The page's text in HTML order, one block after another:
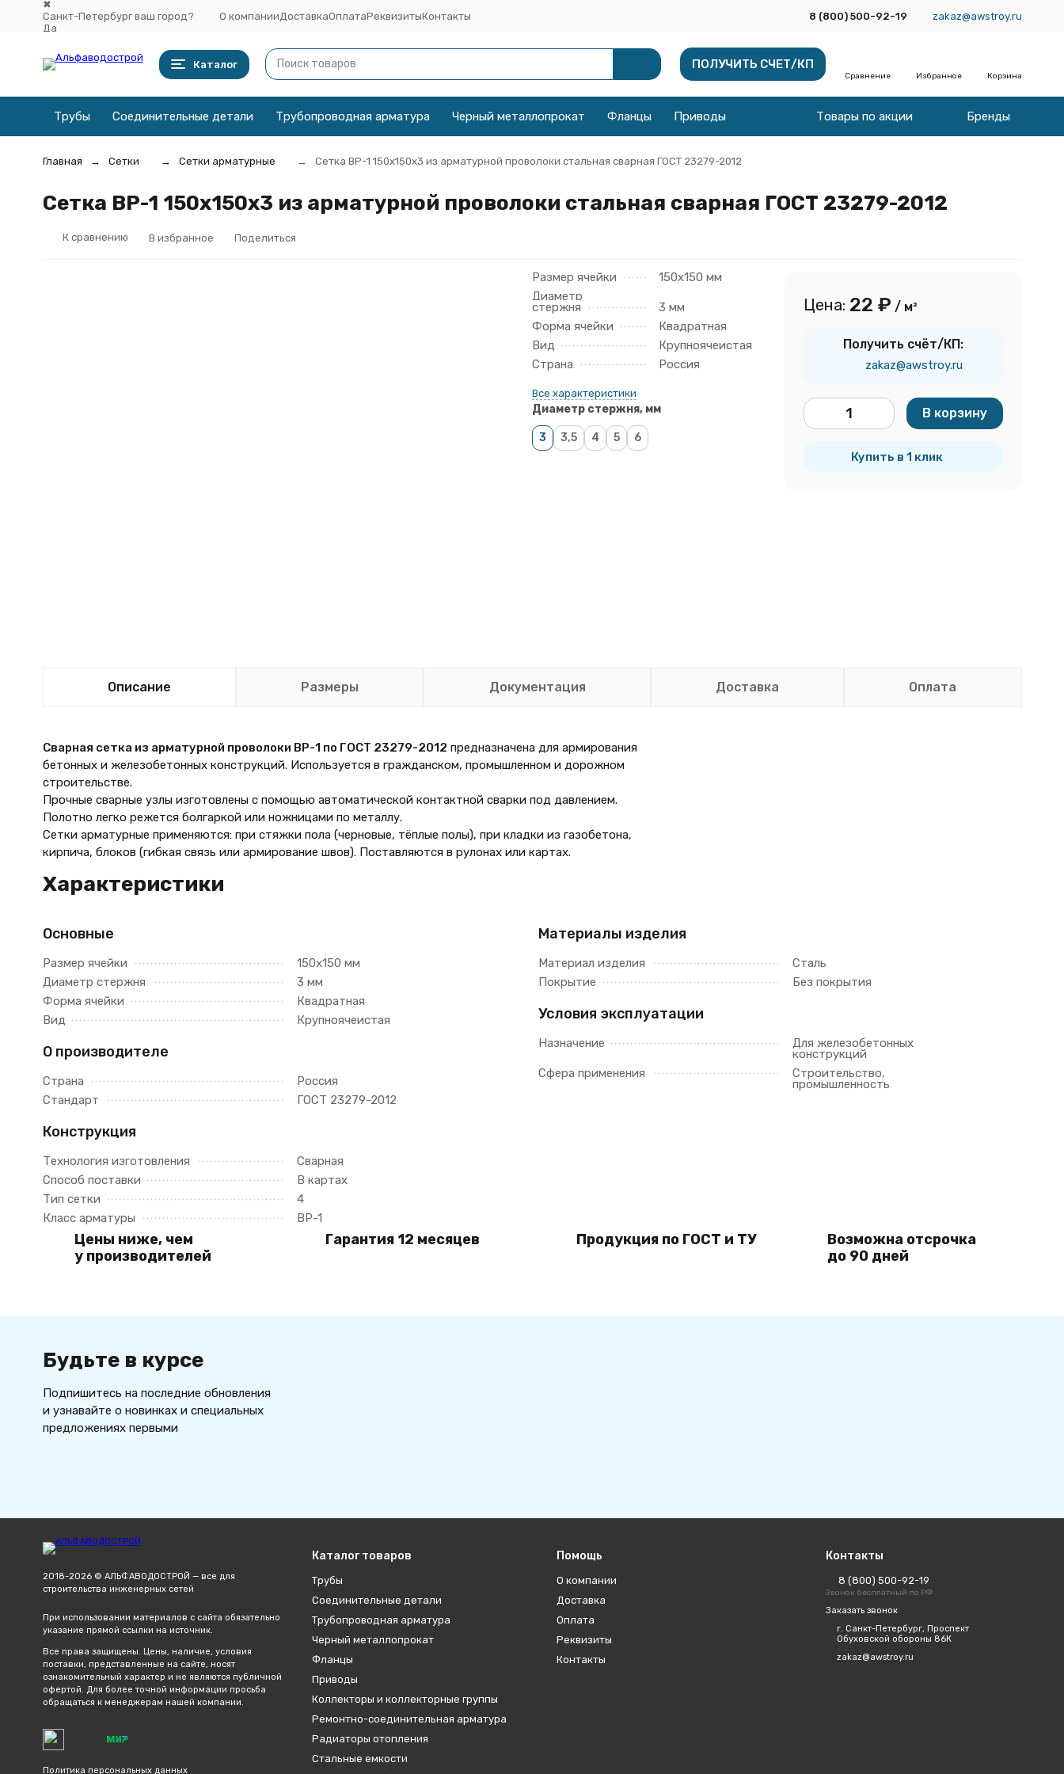
✖
Санкт-Петербург ваш город?
Да
О компании ДоставкаОплатаРеквизитыКонтакты 8 (800) 500-92-19 zakaz@awstroy.ru
Каталог ПОЛУЧИТЬ СЧЕТ/КП
Сравнение Избранное Корзина
Трубы Соединительные детали Трубопроводная арматура Черный металлопрокат Фланцы Приводы Товары по акции Бренды
Главная Сетки Сетки арматурные Сетка ВР-1 150x150x3 из арматурной проволоки стальная сварная ГОСТ 23279-2012
Сетка ВР-1 150x150x3 из арматурной проволоки стальная сварная ГОСТ 23279-2012
К сравнению В избранное Поделиться
Размер ячейки
150х150 мм
Диаметр
стержня
3 мм
Форма ячейки
Квадратная
Вид
Крупноячеистая
Страна
Россия
Все характеристики
Диаметр стержня, мм
3 3,5 4 5 6
Цена: 22 ₽ / м²
Получить счёт/КП:
zakaz@awstroy.ru
В корзину
Купить в 1 клик
Описание Размеры Документация Доставка Оплата
Сварная сетка из арматурной проволоки ВР-1 по ГОСТ 23279-2012 предназначена для армирования
бетонных и железобетонных конструкций. Используется в гражданском, промышленном и дорожном
строительстве.
Прочные сварные узлы изготовлены с помощью автоматической контактной сварки под давлением.
Полотно легко режется болгаркой или ножницами по металлу.
Сетки арматурные применяются: при стяжки пола (черновые, тёплые полы), при кладки из газобетона,
кирпича, блоков (гибкая связь или армирование швов). Поставляются в рулонах или картах.
Характеристики
Основные
Размер ячейки
150х150 мм
Диаметр стержня
3 мм
Форма ячейки
Квадратная
Вид
Крупноячеистая
О производителе
Страна
Россия
Стандарт
ГОСТ 23279-2012
Конструкция
Технология изготовления
Сварная
Способ поставки
В картах
Тип сетки
4
Класс арматуры
ВР-1
Материалы изделия
Материал изделия
Сталь
Покрытие
Без покрытия
Условия эксплуатации
Назначение Для железобетонных
конструкций
Сфера применения
Строительство,
промышленность
Цены ниже, чем
у производителей
Гарантия 12 месяцев Продукция по ГОСТ и ТУ
Возможна отсрочка
до 90 дней
Будьте в курсе
Подпишитесь на последние обновления
и узнавайте о новинках и специальных
предложениях первыми
2018-2026 © АЛЬФАВОДОСТРОЙ — все для
строительства инженерных сетей
При использовании материалов с сайта обязательно
указание прямой ссылки на источник.
Все права защищены. Цены, наличие, условия
поставки, представленные на сайте, носят
ознакомительный характер и не являются публичной
офертой. Для более точной информации просьба
обращаться к менеджерам нашей компании.
Политика персональных данных
Каталог товаров
Трубы
Соединительные детали
Трубопроводная арматура
Черный металлопрокат
Фланцы
Приводы
Коллекторы и коллекторные группы
Ремонтно-соединительная арматура
Радиаторы отопления
Стальные емкости
Помощь
О компании
Доставка
Оплата
Реквизиты
Контакты
Контакты
8 (800) 500-92-19
Звонок бесплатный по РФ
Заказать звонок
г. Санкт-Петербург, Проспект
Обуховской обороны 86К
zakaz@awstroy.ru